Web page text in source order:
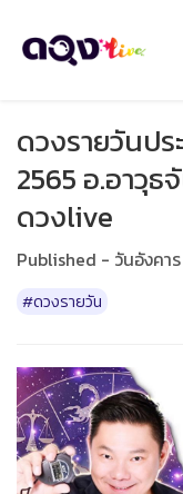
ดวงรายวันป
2565 อ.อาวุ
ดวงlive
Published - วันอังคา
#ดวงรายวัน